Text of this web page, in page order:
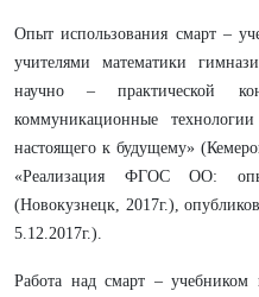
Опыт использования смарт –
учителями математики
научно – практической
коммуникационные
настоящего к будущему»
«Реализация ФГОС ОО:
(Новокузнецк, 2017г.),
5.12.2017г.).
Работа над смарт – учебником